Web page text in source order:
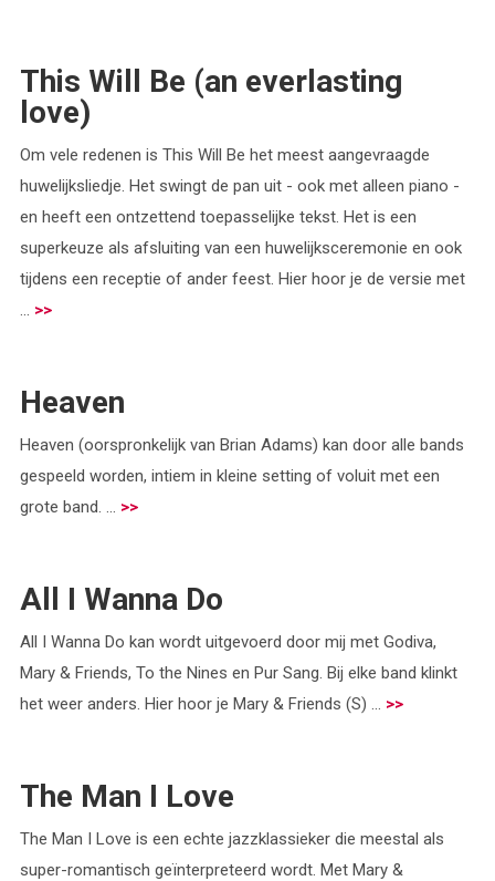
This Will Be (an everlasting
love)
Om vele redenen is This Will Be het meest aangevraagde
huwelijksliedje. Het swingt de pan uit - ook met alleen piano -
en heeft een ontzettend toepasselijke tekst. Het is een
superkeuze als afsluiting van een huwelijksceremonie en ook
tijdens een receptie of ander feest. Hier hoor je de versie met
... >>
Heaven
Heaven (oorspronkelijk van Brian Adams) kan door alle bands
gespeeld worden, intiem in kleine setting of voluit met een
grote band. ... >>
All I Wanna Do
All I Wanna Do kan wordt uitgevoerd door mij met Godiva,
Mary & Friends, To the Nines en Pur Sang. Bij elke band klinkt
het weer anders. Hier hoor je Mary & Friends (S) ... >>
The Man I Love
The Man I Love is een echte jazzklassieker die meestal als
super-romantisch geïnterpreteerd wordt. Met Mary &